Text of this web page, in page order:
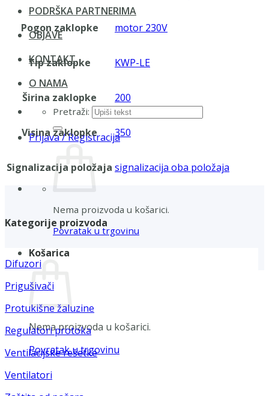
PODRŠKA PARTNERIMA
OBJAVE
KONTAKT
O NAMA
Pretraži:
Prijava / Registracija
Nema proizvoda u košarici.
Povratak u trgovinu
Košarica
Nema proizvoda u košarici.
Povratak u trgovinu
Pogon zaklopke motor 230V
Tip zaklopke KWP-LE
Širina zaklopke 200
Visina zaklopke 350
Signalizacija položaja signalizacija oba položaja
Kategorije proizvoda
Difuzori
Prigušivači
Protukišne žaluzine
Regulatori protoka
Ventilacijske rešetke
Ventilatori